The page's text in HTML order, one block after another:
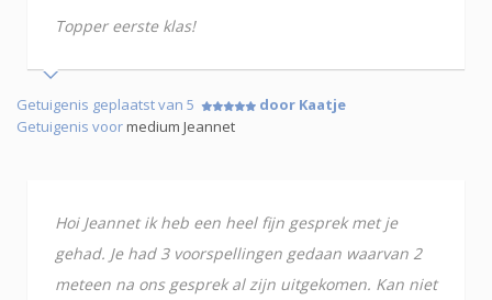
Topper eerste klas!
Getuigenis geplaatst van 5
door Kaatje
Getuigenis voormedium Jeannet
Hoi Jeannet ik heb een heel fijn gesprek met je
gehad. Je had 3 voorspellingen gedaan waarvan 2
meteen na ons gesprek al zijn uitgekomen. Kan niet